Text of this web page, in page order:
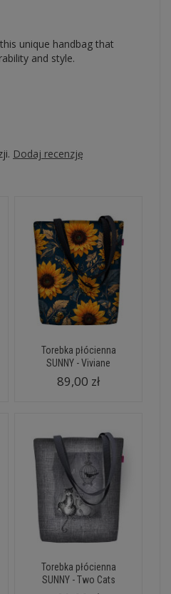
unique handbag that
and style.
Dodaj recenzję
Torebka płócienna
SUNNY - Viviane
89,00 zł
Torebka płócienna
SUNNY - Two Cats